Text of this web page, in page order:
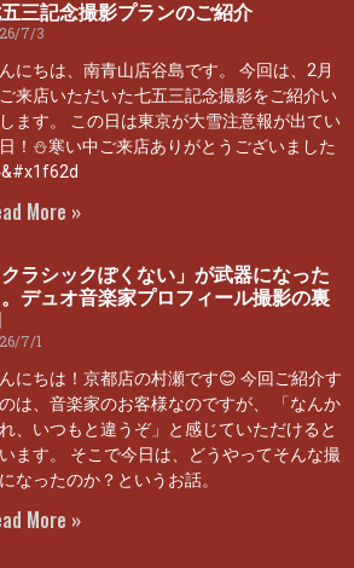
三記念撮影プランのご紹介
7/3
にちは、南青山店谷島です。 今回は、2月
来店いただいた七五三記念撮影をご紹介い
ます。 この日は東京が大雪注意報が出てい
！⛄寒い中ご来店ありがとうございました
More »
クラシックぽくない」が武器になった
。デュオ音楽家プロフィール撮影の裏
7/1
にちは！京都店の村瀬です😊 今回ご紹介す
は、音楽家のお客様なのですが、 「なんか
、いつもと違うぞ」と感じていただけると
ます。 そこで今日は、どうやってそんな撮
なったのか？というお話。
More »